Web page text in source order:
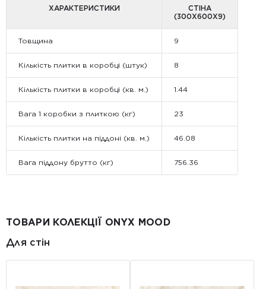
ХАРАКТЕРИСТИКИ
СТІНА
(300Х600Х9)
Товщина 9
Кількість плитки в коробці (штук) 8
Кількість плитки в коробці (кв. м.) 1.44
Вага 1 коробки з плиткою (кг) 23
Кількість плитки на піддоні (кв. м.) 46.08
Вага піддону брутто (кг) 756.36
ТОВАРИ КОЛЕКЦІЇ ONYX MOOD
Для стін